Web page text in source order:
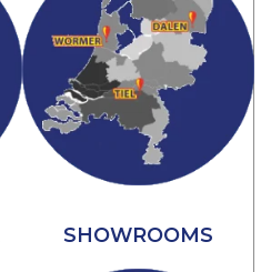
SHOWROOMS